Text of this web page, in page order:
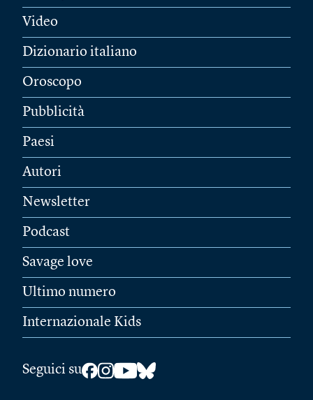
Video
Dizionario italiano
Oroscopo
Pubblicità
Paesi
Autori
Newsletter
Podcast
Savage love
Ultimo numero
Internazionale Kids
Seguici su